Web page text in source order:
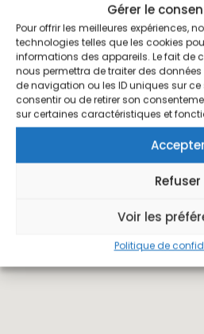
Gérer le
Pour offrir les meilleures expériences,
technologies telles que les cookies
informations des appareils. Le fait de
nous permettra de traiter des
de navigation ou les ID uniques sur ce
consentir ou de retirer son
sur certaines caractéristiques et
Accepter
Refuser
Voir les
Politique de
MAÎTRISE D’OUVRAGE
CG13